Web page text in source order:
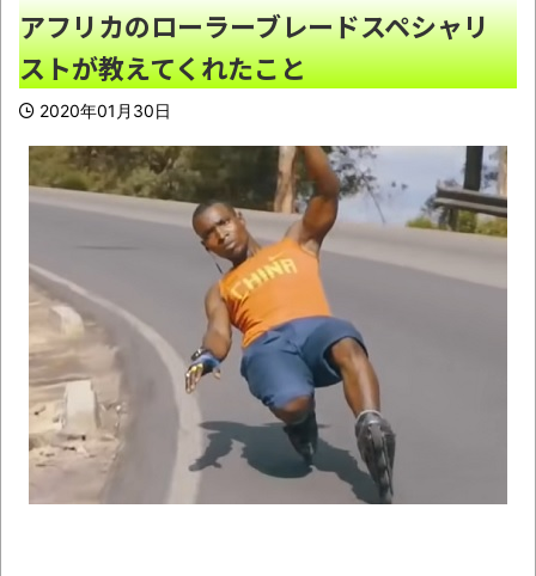
たチケットは無効にとかNEW!
「吉野家」「松屋」「すき家」←この3つが
並んでたらお前らが入る店ｗｗｗｗｗｗｗｗｗ
ｗｗｗｗｗｗｗｗｗｗｗｗｗｗｗｗｗｗｗｗ
NEW!
しずかちゃんはA型、スネ夫はB型、のび太
はO型、ドラえもんは？医師国家試験で必ず出
NEW!
人気YouTuberさん、動画内で最悪の秘密が
バレて終わる・・・NEW!
京大病院、脳腫瘍摘出手術で誤って腫瘍の
無い部位を摘出 脳幹など損傷受け植物状態に
NEW!
【悲報】ロシア、じわじわと逝き始める
アフリカのローラーブレードスペシャリ
ストが教えてくれたこと
2020年01月30日